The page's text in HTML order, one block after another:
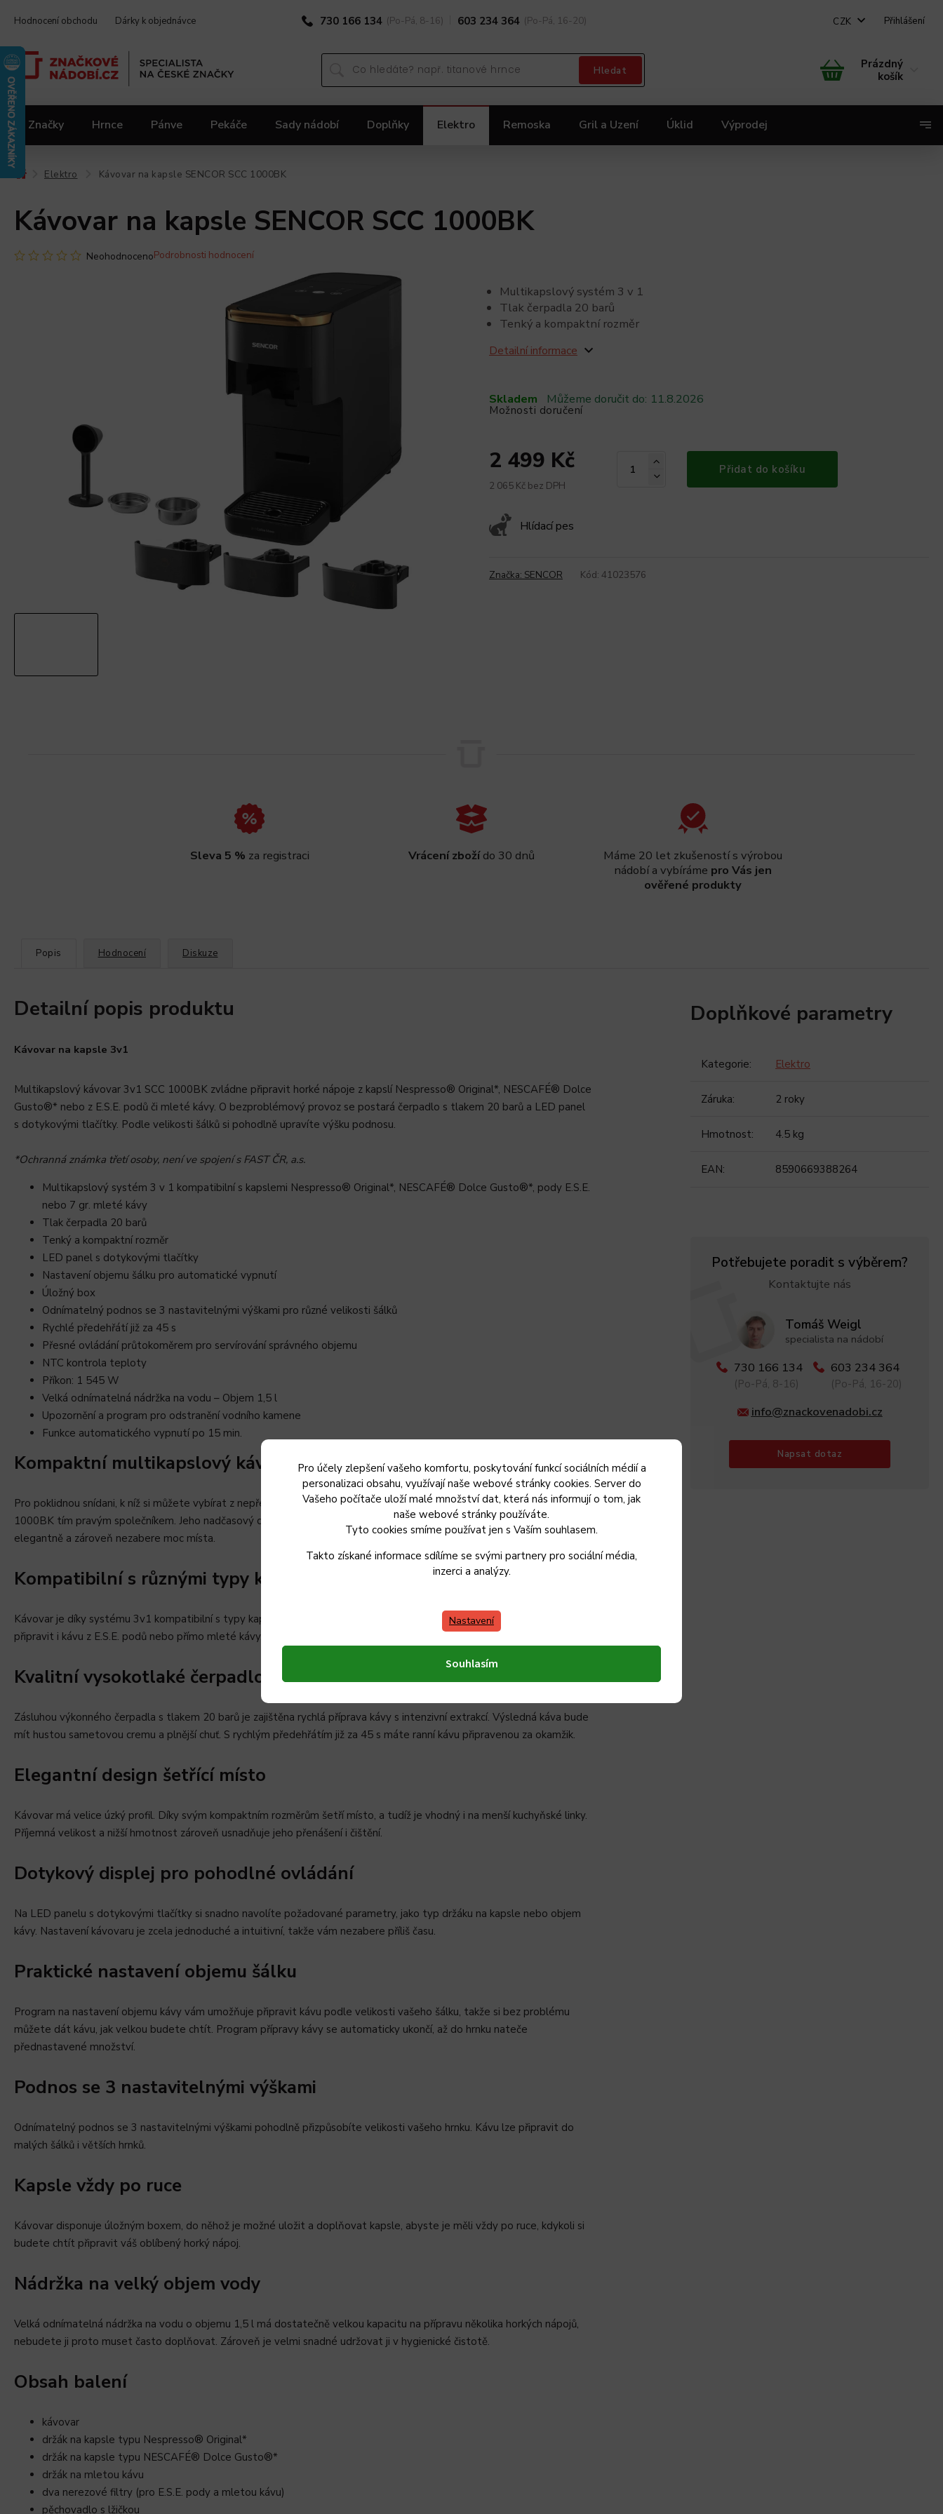
Pro účely zlepšení vašeho komfortu, poskytování funkcí sociálních médií a
personalizaci obsahu, využívají naše webové stránky cookies. Server do
Vašeho počítače uloží malé množství dat, která nás informují o tom, jak
naše webové stránky používáte.
Tyto cookies smíme používat jen s Vaším souhlasem.
Takto získané informace sdílíme se svými partnery pro sociální média,
inzerci a analýzy.
Nastavení
Souhlasím
730 166 134 (Po-Pá, 8-16) 603 234 364 (Po-Pá, 16-20)
Hodnocení obchodu Dárky k objednávce CZK Přihlášení
Hledat
Prázdný
košík
Značky Hrnce Pánve Pekáče Sady nádobí Doplňky Elektro Remoska Gril a Uzení Úklid Výprodej
Elektro Kávovar na kapsle SENCOR SCC 1000BK
Kávovar na kapsle SENCOR SCC 1000BK
NeohodnocenoPodrobnosti hodnocení
Skladem Můžeme doručit do: 11.8.2026
Možnosti doručení
2 499 Kč
2 065 Kč bez DPH
Přidat do košíku
Hlídací pes
Multikapslový systém 3 v 1
Tlak čerpadla 20 barů
Tenký a kompaktní rozměr
Detailní informace
Značka: SENCOR Kód: 41023576
Sleva 5 % za registraci Vrácení zbožído 30 dnů
Máme 20 let zkušeností s výrobou
nádobí a vybíráme pro Vás jen
ověřené produkty
Popis Hodnocení Diskuze
Detailní popis produktu
Kávovar na kapsle 3v1
Multikapslový kávovar 3v1 SCC 1000BK zvládne připravit horké nápoje z kapslí Nespresso® Original*, NESCAFÉ® Dolce
Gusto®* nebo z E.S.E. podů či mleté kávy. O bezproblémový provoz se postará čerpadlo s tlakem 20 barů a LED panel
s dotykovými tlačítky. Podle velikosti šálků si pohodlně upravíte výšku podnosu.
*Ochranná známka třetí osoby, není ve spojení s FAST ČR, a.s.
Multikapslový systém 3 v 1 kompatibilní s kapslemi Nespresso® Original*, NESCAFÉ® Dolce Gusto®*, pody E.S.E.
nebo 7 gr. mleté kávy
Tlak čerpadla 20 barů
Tenký a kompaktní rozměr
LED panel s dotykovými tlačítky
Nastavení objemu šálku pro automatické vypnutí
Úložný box
Odnímatelný podnos se 3 nastavitelnými výškami pro různé velikosti šálků
Rychlé předehřátí již za 45 s
Přesné ovládání průtokoměrem pro servírování správného objemu
NTC kontrola teploty
Příkon: 1 545 W
Velká odnímatelná nádržka na vodu – Objem 1,5 l
Upozornění a program pro odstranění vodního kamene
Funkce automatického vypnutí po 15 min.
Kompaktní multikapslový kávovar do moderní domácnosti
Pro poklidnou snídani, k níž si můžete vybírat z nepřeberného množství horkých nápojů, je multikapslový kávovar SCC
1000BK tím pravým společníkem. Jeho nadčasový design s kompaktními rozměry bude na vaší kuchyňské lince vypadat
elegantně a zároveň nezabere moc místa.
Kompatibilní s různými typy kapslí díky systému 3v1
Kávovar je díky systému 3v1 kompatibilní s typy kapslí Nespresso® Original* a NESCAFÉ® Dolce Gusto®*. Zvládne vám
připravit i kávu z E.S.E. podů nebo přímo mleté kávy. Pro kterou možnost se rozhodnete, je už jen na vás.
Kvalitní vysokotlaké čerpadlo
Zásluhou výkonného čerpadla s tlakem 20 barů je zajištěna rychlá příprava kávy s intenzivní extrakcí. Výsledná káva bude
mít hustou sametovou cremu a plnější chuť. S rychlým předehřátím již za 45 s máte ranní kávu připravenou za okamžik.
Elegantní design šetřící místo
Kávovar má velice úzký profil. Díky svým kompaktním rozměrům šetří místo, a tudíž je vhodný i na menší kuchyňské linky.
Příjemná velikost a nižší hmotnost zároveň usnadňuje jeho přenášení i čištění.
Dotykový displej pro pohodlné ovládání
Na LED panelu s dotykovými tlačítky si snadno navolíte požadované parametry, jako typ držáku na kapsle nebo objem
kávy. Nastavení kávovaru je zcela jednoduché a intuitivní, takže vám nezabere příliš času.
Praktické nastavení objemu šálku
Program na nastavení objemu kávy vám umožňuje připravit kávu podle velikosti vašeho šálku, takže si bez problému
můžete dát kávu, jak velkou budete chtít. Program přípravy kávy se automaticky ukončí, až do hrnku nateče
přednastavené množství.
Podnos se 3 nastavitelnými výškami
Odnímatelný podnos se 3 nastavitelnými výškami pohodlně přizpůsobíte velikosti vašeho hrnku. Kávu lze připravit do
malých šálků i větších hrnků.
Kapsle vždy po ruce
Kávovar disponuje úložným boxem, do něhož je možné uložit a doplňovat kapsle, abyste je měli vždy po ruce, kdykoli si
budete chtít připravit váš oblíbený horký nápoj.
Nádržka na velký objem vody
Velká odnímatelná nádržka na vodu o objemu 1,5 l má dostatečně velkou kapacitu na přípravu několika horkých nápojů,
nebudete ji proto muset často doplňovat. Zároveň je velmi snadné udržovat ji v hygienické čistotě.
Obsah balení
kávovar
držák na kapsle typu Nespresso® Original*
držák na kapsle typu NESCAFÉ® Dolce Gusto®*
držák na mletou kávu
dva nerezové filtry (pro E.S.E. pody a mletou kávu)
pěchovadlo s lžičkou
Doplňkové parametry
Kategorie: Elektro
Záruka: 2 roky
Hmotnost: 4.5 kg
EAN: 8590669388264
Potřebujete poradit s výběrem?
Kontaktujte nás
Tomáš Weigl
specialista na nádobí
730 166 134
(Po-Pá, 8-16)
603 234 364
(Po-Pá, 16-20)
info@znackovenadobi.cz
Napsat dotaz